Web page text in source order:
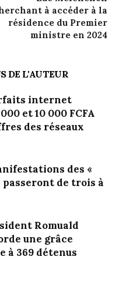
à accéder à la
résidence du Premier
ministre en 2024
DE L'AUTEUR
internet
et 10 000 FCFA
des réseaux
des «
passeront de trois à
Romuald
une grâce
à 369 détenus